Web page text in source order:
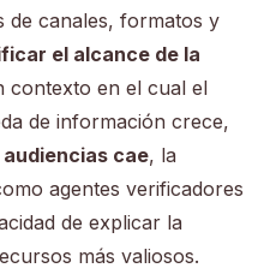
de canales, formatos y
el alcance de la
contexto en el cual el
de información crece,
cae, la
agentes verificadores
de explicar la
más valiosos.